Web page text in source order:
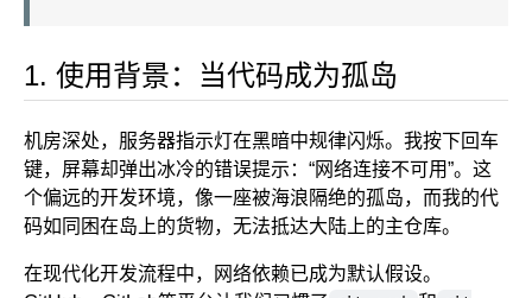
使用背景：当代码成为孤岛
机房深处，服务器指示灯在黑暗中规律闪烁。我按下回车
键，屏幕却弹出冰冷的错误提示：“网络连接不可用”。这
个偏远的开发环境，像一座被海浪隔绝的孤岛，而我的代
码如同困在岛上的货物，无法抵达大陆上的主仓库。
在现代化开发流程中，网络依赖已成为默认假设。